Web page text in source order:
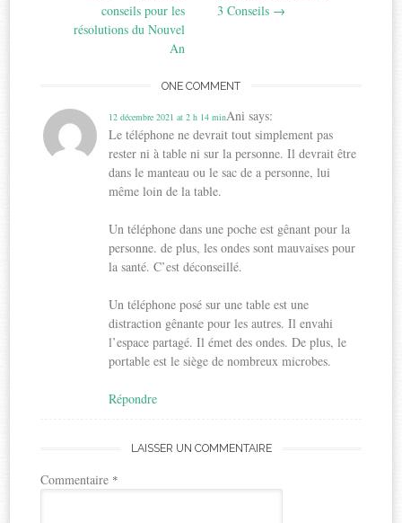
conseils pour les
résolutions du Nouvel
An
3 Conseils →
ONE COMMENT
Ani says:
12 décembre 2021 at 2 h 14 min
Le téléphone ne devrait tout simplement pas
rester ni à table ni sur la personne. Il devrait être
dans le manteau ou le sac de a personne, lui
même loin de la table.
Un téléphone dans une poche est gênant pour la
personne. de plus, les ondes sont mauvaises pour
la santé. C’est déconseillé.
Un téléphone posé sur une table est une
distraction gênante pour les autres. Il envahi
l’espace partagé. Il émet des ondes. De plus, le
portable est le siège de nombreux microbes.
Répondre
LAISSER UN COMMENTAIRE
Commentaire *